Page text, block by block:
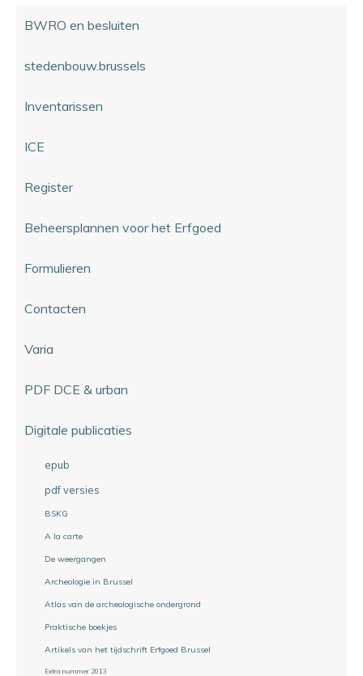
BWRO en besluiten
stedenbouw.brussels
Inventarissen
ICE
Register
Beheersplannen voor het Erfgoed
Formulieren
Contacten
Varia
PDF DCE & urban
Digitale publicaties
epub
pdf versies
BSKG
A la carte
De weergangen
Archeologie in Brussel
Atlas van de archeologische ondergrond
Praktische boekjes
Artikels van het tijdschrift Erfgoed Brussel
Extra nummer 2013